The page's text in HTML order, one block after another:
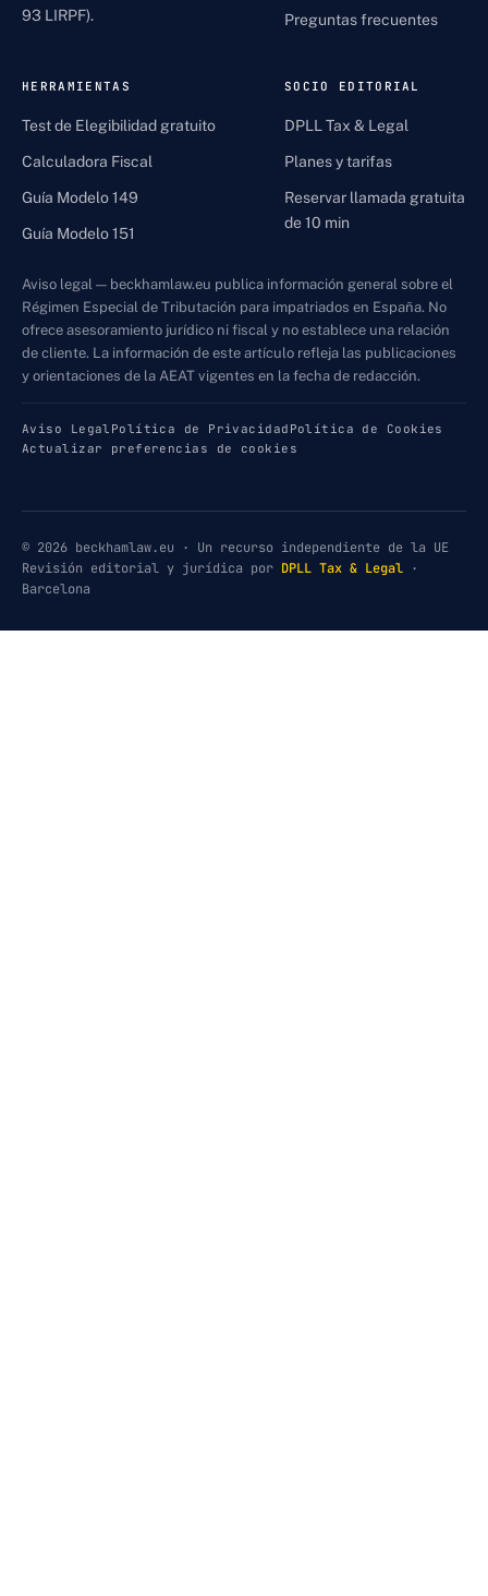
93 LIRPF).
Preguntas frecuentes
HERRAMIENTAS
Test de Elegibilidad gratuito
Calculadora Fiscal
Guía Modelo 149
Guía Modelo 151
SOCIO EDITORIAL
DPLL Tax & Legal
Planes y tarifas
Reservar llamada gratuita
de 10 min
Aviso legal — beckhamlaw.eu publica información general sobre el
Régimen Especial de Tributación para impatriados en España. No
ofrece asesoramiento jurídico ni fiscal y no establece una relación
de cliente. La información de este artículo refleja las publicaciones
y orientaciones de la AEAT vigentes en la fecha de redacción.
Aviso Legal Política de Privacidad Política de Cookies
Actualizar preferencias de cookies
© 2026 beckhamlaw.eu · Un recurso independiente de la UE
Revisión editorial y jurídica por DPLL Tax & Legal ·
Barcelona